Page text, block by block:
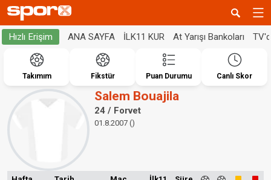
Hızlı Erişim ANA SAYFA İLK11 KUR At Yarışı Bankoları
Takımım Fikstür Puan Durumu Canlı Skor
Salem Bouajila
24 / Forvet
01.8.2007 ()